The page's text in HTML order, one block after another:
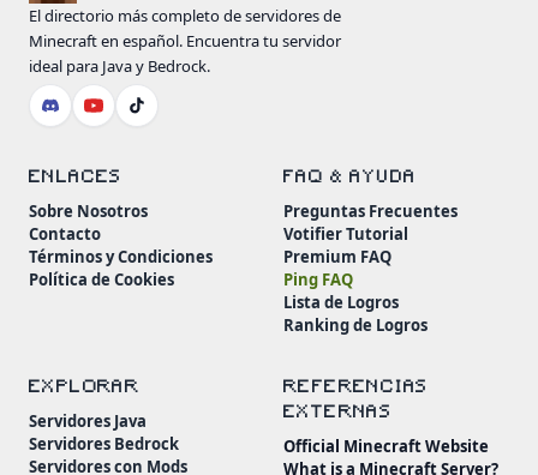
El directorio más completo de servidores de
Minecraft en español. Encuentra tu servidor
ideal para Java y Bedrock.
ENLACES
Sobre Nosotros
Contacto
Términos y Condiciones
Política de Cookies
FAQ & AYUDA
Preguntas Frecuentes
Votifier Tutorial
Premium FAQ
Ping FAQ
Lista de Logros
Ranking de Logros
EXPLORAR
Servidores Java
Servidores Bedrock
Servidores con Mods
REFERENCIAS
EXTERNAS
Official Minecraft Website
What is a Minecraft Server?